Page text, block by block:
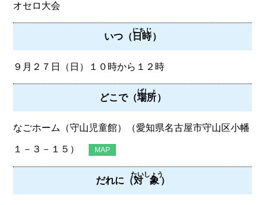
オセロ大会
いつ（日時
にちじ
）
９月２７日（日）１０時から１２時
どこで（場所
ばしょ
）
なごホーム（守山児童館）（愛知県名古屋市守山区小幡
１－３－１５） MAP
だれに（対象
たいしょう
）